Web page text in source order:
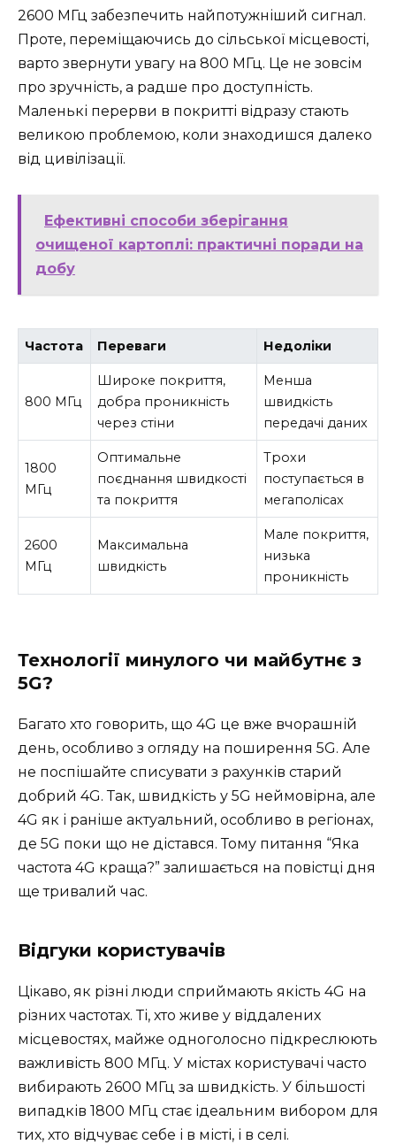
2600 МГц забезпечить найпотужніший сигнал.
Проте, переміщаючись до сільської місцевості,
варто звернути увагу на 800 МГц. Це не зовсім
про зручність, а радше про доступність.
Маленькі перерви в покритті відразу стають
великою проблемою, коли знаходишся далеко
від цивілізації.
Ефективні способи зберігання
очищеної картоплі: практичні поради на
добу
Частота Переваги Недоліки
800 МГц
Широке покриття,
добра проникність
через стіни
Менша
швидкість
передачі даних
1800
МГц
Оптимальне
поєднання швидкості
та покриття
Трохи
поступається в
мегаполісах
2600
МГц
Максимальна
швидкість
Мале покриття,
низька
проникність
Технології минулого чи майбутнє з
5G?
Багато хто говорить, що 4G це вже вчорашній
день, особливо з огляду на поширення 5G. Але
не поспішайте списувати з рахунків старий
добрий 4G. Так, швидкість у 5G неймовірна, але
4G як і раніше актуальний, особливо в регіонах,
де 5G поки що не дістався. Тому питання “Яка
частота 4G краща?” залишається на повістці дня
ще тривалий час.
Відгуки користувачів
Цікаво, як різні люди сприймають якість 4G на
різних частотах. Ті, хто живе у віддалених
місцевостях, майже одноголосно підкреслюють
важливість 800 МГц. У містах користувачі часто
вибирають 2600 МГц за швидкість. У більшості
випадків 1800 МГц стає ідеальним вибором для
тих, хто відчуває себе і в місті, і в селі.